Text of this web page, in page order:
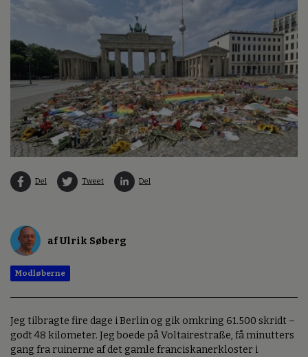
Del Tweet Del
af Ulrik Søberg
Modløberne
Jeg tilbragte fire dage i Berlin og gik omkring 61.500 skridt –
godt 48 kilometer. Jeg boede på Voltairestraße, få minutters
gang fra ruinerne af det gamle franciskanerkloster i